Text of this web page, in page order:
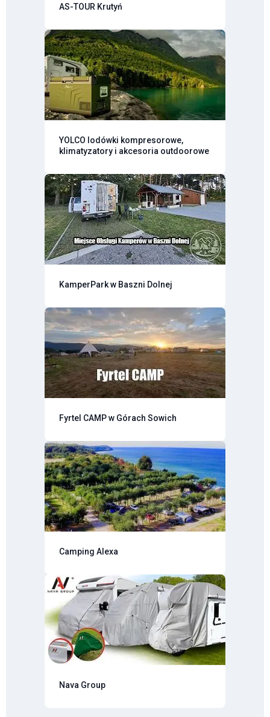
AS-TOUR Krutyń
YOLCO lodówki kompresorowe,
klimatyzatory i akcesoria outdoorowe
KamperPark w Baszni Dolnej
Fyrtel CAMP w Górach Sowich
Camping Alexa
Nava Group